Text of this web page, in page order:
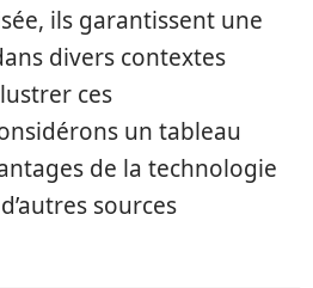
ils garantissent une
divers contextes
ces
un tableau
de la technologie
sources